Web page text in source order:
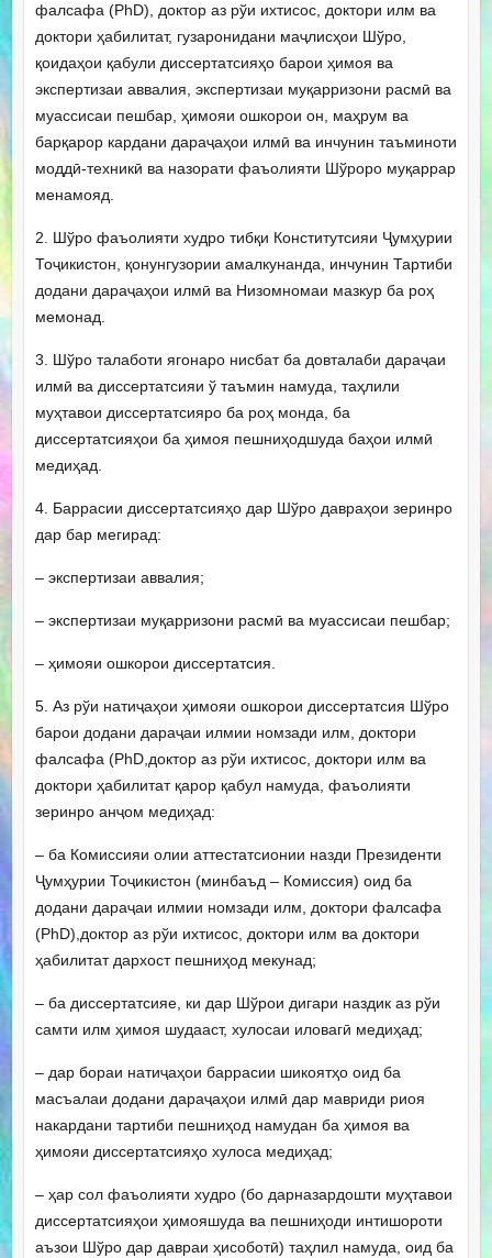
фалсафа (PhD), доктор аз рўи ихтисос, доктори илм ва
доктори ҳабилитат, гузаронидани маҷлисҳои Шўро,
қоидаҳои қабули диссертатсияҳо барои ҳимоя ва
экспертизаи аввалия, экспертизаи муқарризони расмӣ ва
муассисаи пешбар, ҳимояи ошкорои он, маҳрум ва
барқарор кардани дараҷаҳои илмӣ ва инчунин таъминоти
моддӣ-техникӣ ва назорати фаъолияти Шўроро муқаррар
менамояд.
2. Шўро фаъолияти худро тибқи Конститутсияи Ҷумҳурии
Тоҷикистон, қонунгузории амалкунанда, инчунин Тартиби
додани дараҷаҳои илмӣ ва Низомномаи мазкур ба роҳ
мемонад.
3. Шўро талаботи ягонаро нисбат ба довталаби дараҷаи
илмӣ ва диссертатсияи ў таъмин намуда, таҳлили
муҳтавои диссертатсияро ба роҳ монда, ба
диссертатсияҳои ба ҳимоя пешниҳодшуда баҳои илмӣ
медиҳад.
4. Баррасии диссертатсияҳо дар Шўро давраҳои зеринро
дар бар мегирад:
– экспертизаи аввалия;
– экспертизаи муқарризони расмӣ ва муассисаи пешбар;
– ҳимояи ошкорои диссертатсия.
5. Аз рўи натиҷаҳои ҳимояи ошкорои диссертатсия Шўро
барои додани дараҷаи илмии номзади илм, доктори
фалсафа (PhD,доктор аз рўи ихтисос, доктори илм ва
доктори ҳабилитат қарор қабул намуда, фаъолияти
зеринро анҷом медиҳад:
– ба Комиссияи олии аттестатсионии назди Президенти
Ҷумҳурии Тоҷикистон (минбаъд – Комиссия) оид ба
додани дараҷаи илмии номзади илм, доктори фалсафа
(PhD),доктор аз рўи ихтисос, доктори илм ва доктори
ҳабилитат дархост пешниҳод мекунад;
– ба диссертатсияе, ки дар Шўрои дигари наздик аз рўи
самти илм ҳимоя шудааст, хулосаи иловагӣ медиҳад;
– дар бораи натиҷаҳои баррасии шикоятҳо оид ба
масъалаи додани дараҷаҳои илмӣ дар мавриди риоя
накардани тартиби пешниҳод намудан ба ҳимоя ва
ҳимояи диссертатсияҳо хулоса медиҳад;
– ҳар сол фаъолияти худро (бо дарназардошти муҳтавои
диссертатсияҳои ҳимояшуда ва пешниҳоди интишороти
аъзои Шўро дар давраи ҳисоботӣ) таҳлил намуда, оид ба